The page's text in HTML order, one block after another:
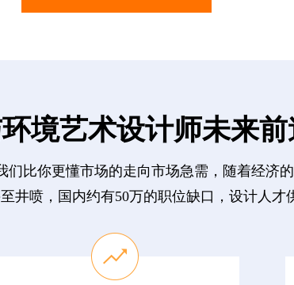
境艺术设计师未来
比你更懂市场的走向市场急需，随着经济
井喷，国内约有50万的职位缺口，设计人才